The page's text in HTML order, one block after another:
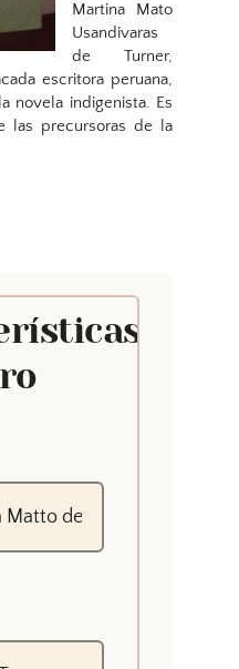
Martina Mato
Usandivaras
de Turner,
escritora peruana,
novela indigenista. Es
las precursoras de la